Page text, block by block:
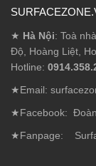
★ Hà Nội: Toà
Độ, Hoàng Liệt,
Hotline:
★Email:
★Facebook:
★Fanpage: